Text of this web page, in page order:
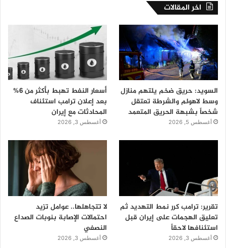
اخر المقالات
السويد: حريق ضخم يلتهم منازل
وسط لاهولم والشرطة تعتقل
شخصاً بشبهة الحريق المتعمد
أغسطس 5, 2026
أسعار النفط تهبط بأكثر من 6%
بعد إعلان ترامب استئناف
المحادثات مع إيران
أغسطس 3, 2026
تقرير: ترامب كرر نمط التهديد ثم
تعليق الهجمات على إيران قبل
استئنافها لاحقاً
أغسطس 3, 2026
لا تتجاهلها.. عوامل تزيد
احتمالات الإصابة بنوبات الصداع
النصفي
أغسطس 3, 2026